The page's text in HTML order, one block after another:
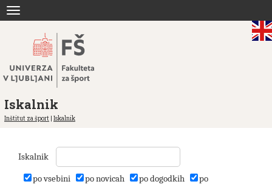
navigation
Iskalnik
Inštitut za šport | Iskalnik
Iskalnik
po vsebini
po novicah po dogodkih
po